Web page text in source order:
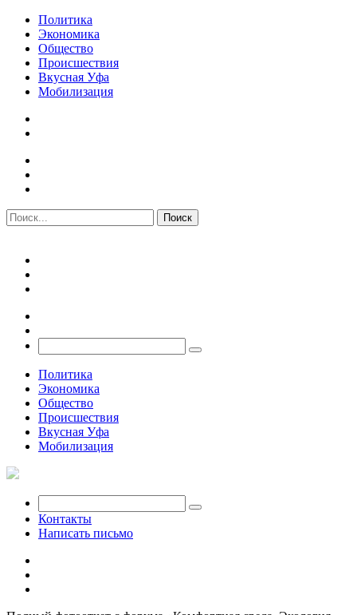
Политика
Экономика
Общество
Происшествия
Вкусная Уфа
Мобилизация
Политика
Экономика
Общество
Происшествия
Вкусная Уфа
Мобилизация
Контакты
Написать письмо